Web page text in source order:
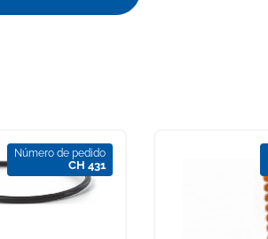
Número de pedido
CH 431